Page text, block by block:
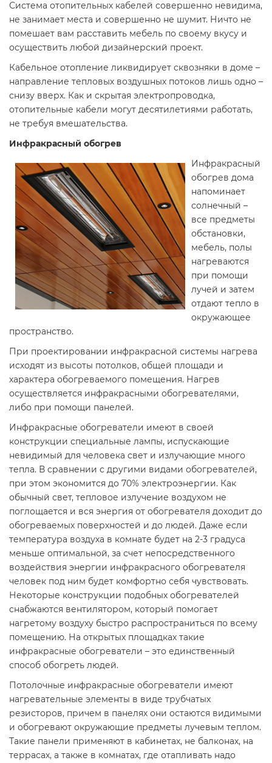
Система отопительных кабелей совершенно невидима,
не занимает места и совершенно не шумит. Ничто не
помешает вам расставить мебель по своему вкусу и
осуществить любой дизайнерский проект.
Кабельное отопление ликвидирует сквозняки в доме –
направление тепловых воздушных потоков лишь одно –
снизу вверх. Как и скрытая электропроводка,
отопительные кабели могут десятилетиями работать,
не требуя вмешательства.
Инфракрасный обогрев
Инфракрасный
обогрев дома
напоминает
солнечный –
все предметы
обстановки,
мебель, полы
нагреваются
при помощи
лучей и затем
отдают тепло в
окружающее
пространство.
При проектировании инфракрасной системы нагрева
исходят из высоты потолков, общей площади и
характера обогреваемого помещения. Нагрев
осуществляется инфракрасными обогревателями,
либо при помощи панелей.
Инфракрасные обогреватели имеют в своей
конструкции специальные лампы, испускающие
невидимый для человека свет и излучающие много
тепла. В сравнении с другими видами обогревателей,
при этом экономится до 70% электроэнергии. Как
обычный свет, тепловое излучение воздухом не
поглощается и вся энергия от обогревателя доходит до
обогреваемых поверхностей и до людей. Даже если
температура воздуха в комнате будет на 2-3 градуса
меньше оптимальной, за счет непосредственного
воздействия энергии инфракрасного обогревателя
человек под ним будет комфортно себя чувствовать.
Некоторые конструкции подобных обогревателей
снабжаются вентилятором, который помогает
нагретому воздуху быстро распространиться по всему
помещению. На открытых площадках такие
инфракрасные обогреватели – это единственный
способ обогреть людей.
Потолочные инфракрасные обогреватели имеют
нагревательные элементы в виде трубчатых
резисторов, причем в панелях они остаются видимыми
и обогревают окружающие предметы лучевым теплом.
Такие панели применяют в кабинетах, не балконах, на
террасах, а также в комнатах, где отапливать надо